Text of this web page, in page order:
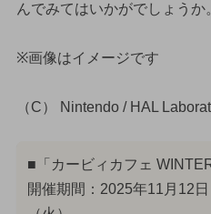
んでみてはいかがでしょうか
※画像はイメージです
（C） Nintendo / HAL
■「カービィカフェ
開催期間：2025年11月12